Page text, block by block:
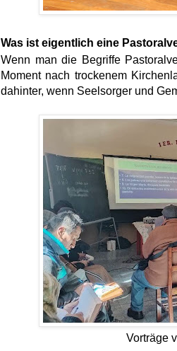
Was ist eigentlich eine
Wenn man die Begriffe
Moment nach trockenem
dahinter, wenn Seelsorger und
Vorträge